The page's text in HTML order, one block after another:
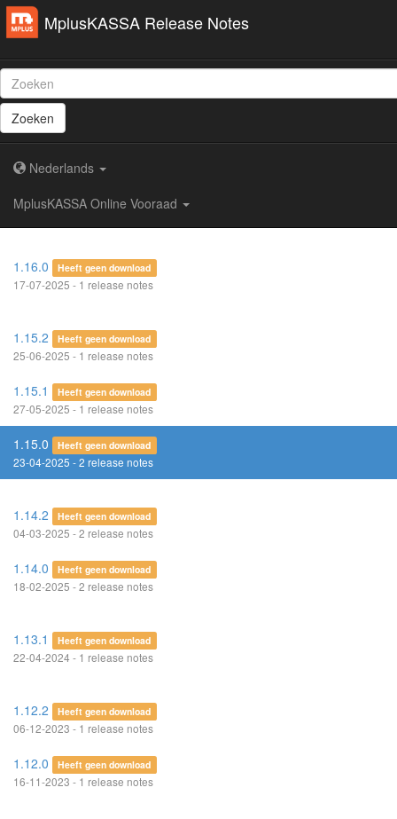
MplusKASSA Release Notes
Zoeken
Nederlands
MplusKASSA Online Vooraad
1.16.0 Heeft geen download
17-07-2025 - 1 release notes
1.15.2 Heeft geen download
25-06-2025 - 1 release notes
1.15.1 Heeft geen download
27-05-2025 - 1 release notes
1.15.0 Heeft geen download
23-04-2025 - 2 release notes
1.14.2 Heeft geen download
04-03-2025 - 2 release notes
1.14.0 Heeft geen download
18-02-2025 - 2 release notes
1.13.1 Heeft geen download
22-04-2024 - 1 release notes
1.12.2 Heeft geen download
06-12-2023 - 1 release notes
1.12.0 Heeft geen download
16-11-2023 - 1 release notes